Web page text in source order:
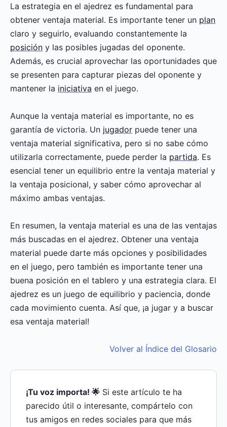
La estrategia en el ajedrez es fundamental para
obtener ventaja material. Es importante tener un plan
claro y seguirlo, evaluando constantemente la
posición y las posibles jugadas del oponente.
Además, es crucial aprovechar las oportunidades que
se presenten para capturar piezas del oponente y
mantener la iniciativa en el juego.
Aunque la ventaja material es importante, no es
garantía de victoria. Un jugador puede tener una
ventaja material significativa, pero si no sabe cómo
utilizarla correctamente, puede perder la partida. Es
esencial tener un equilibrio entre la ventaja material y
la ventaja posicional, y saber cómo aprovechar al
máximo ambas ventajas.
En resumen, la ventaja material es una de las ventajas
más buscadas en el ajedrez. Obtener una ventaja
material puede darte más opciones y posibilidades
en el juego, pero también es importante tener una
buena posición en el tablero y una estrategia clara. El
ajedrez es un juego de equilibrio y paciencia, donde
cada movimiento cuenta. Así que, ¡a jugar y a buscar
esa ventaja material!
Volver al Índice del Glosario
¡Tu voz importa! 🌟 Si este artículo te ha
parecido útil o interesante, compártelo con
tus amigos en redes sociales para que más